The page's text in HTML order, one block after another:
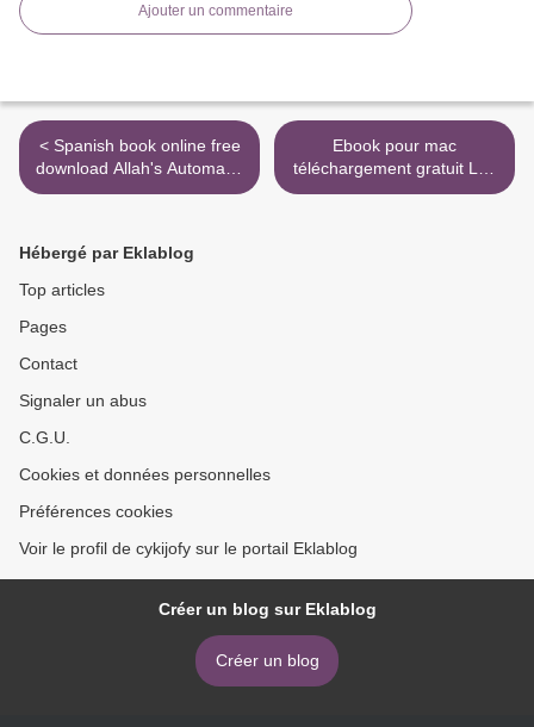
Ajouter un commentaire
< Spanish book online free
download Allah's Automata:
Artifacts of the Arabic-
Ebook pour mac
téléchargement gratuit Les
clés de la manipulation
Hébergé par Eklablog
Top articles
Pages
Contact
Signaler un abus
C.G.U.
Cookies et données personnelles
Préférences cookies
Voir le profil de cykijofy sur le portail Eklablog
Créer un blog sur Eklablog
Créer un blog